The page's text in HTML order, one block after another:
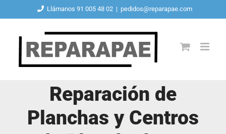
contenido
Llámanos 91 005 48 02 | pedidos@reparapae.com
Reparación de
Planchas y Centros